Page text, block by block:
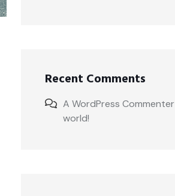
Recent Comments
A WordPress Commenter
world!